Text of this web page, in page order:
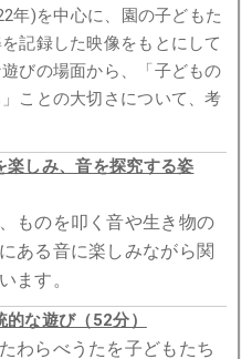
年)を中心に、園の子どもた
記録した映像をもとにして
びの場面から、「子どもの
ことの大切さについて、考
しみ、音を探究する姿
ものを叩く音や生き物の
ある音に楽しみながら関
ます。
な遊び（52分）
わらべうたを子どもたち